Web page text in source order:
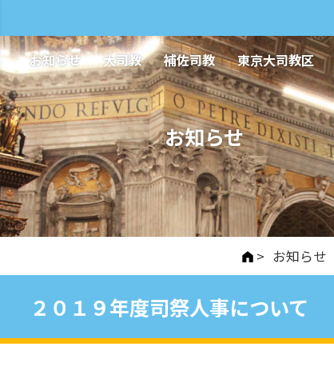
お知らせ 大司教 補佐司教 東京大司教区
お知らせ
> お知らせ
２０１９年度司祭人事について